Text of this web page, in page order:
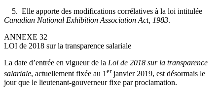
5. Elle apporte des modifications corrélatives à la loi intitulée
Canadian National Exhibition Association Act, 1983.
ANNEXE 32
LOI de 2018 sur la transparence salariale
La date d’entrée en vigueur de la Loi de 2018 sur la transparence
salariale, actuellement fixée au 1 erjanvier 2019, est désormais le
jour que le lieutenant-gouverneur fixe par proclamation.